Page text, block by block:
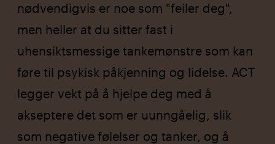
nødvendigvis er noe som "feiler deg",
men heller at du sitter fast i
uhensiktsmessige tankemønstre som kan
føre til psykisk påkjenning og lidelse. ACT
legger vekt på å hjelpe deg med å
akseptere det som er uunngåelig, slik
som negative følelser og tanker, og å